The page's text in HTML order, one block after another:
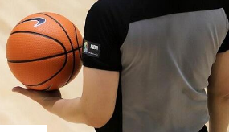
め
ト 学び・教育